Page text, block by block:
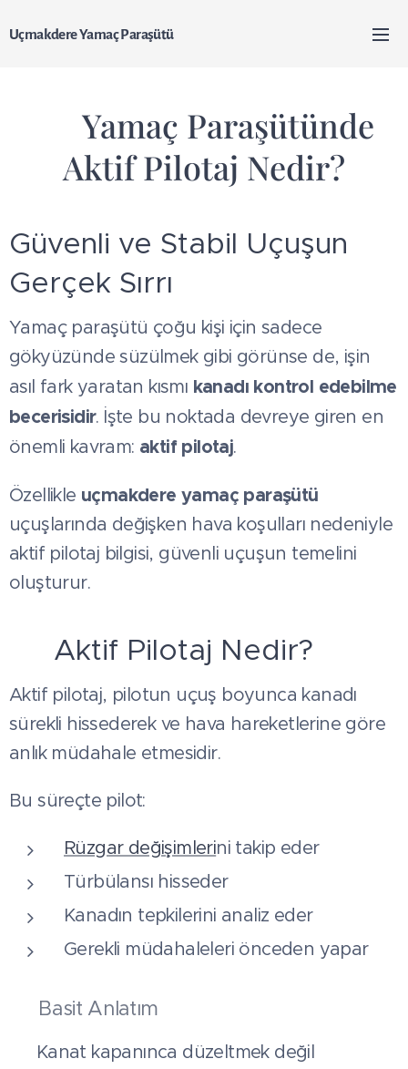
Uçmakdere Yamaç Paraşütü
🪂 Yamaç Paraşütünde
Aktif Pilotaj Nedir?
Güvenli ve Stabil Uçuşun
Gerçek Sırrı
Yamaç paraşütü çoğu kişi için sadece
gökyüzünde süzülmek gibi görünse de, işin
asıl fark yaratan kısmı kanadı kontrol edebilme
becerisidir. İşte bu noktada devreye giren en
önemli kavram: aktif pilotaj.
Özellikle uçmakdere yamaç paraşütü
uçuşlarında değişken hava koşulları nedeniyle
aktif pilotaj bilgisi, güvenli uçuşun temelini
oluşturur.
🧠 Aktif Pilotaj Nedir?
Aktif pilotaj, pilotun uçuş boyunca kanadı
sürekli hissederek ve hava hareketlerine göre
anlık müdahale etmesidir.
Bu süreçte pilot:
Rüzgar değişimlerini takip eder
Türbülansı hisseder
Kanadın tepkilerini analiz eder
Gerekli müdahaleleri önceden yapar
🔥 Basit Anlatım
👉 Kanat kapanınca düzeltmek değil